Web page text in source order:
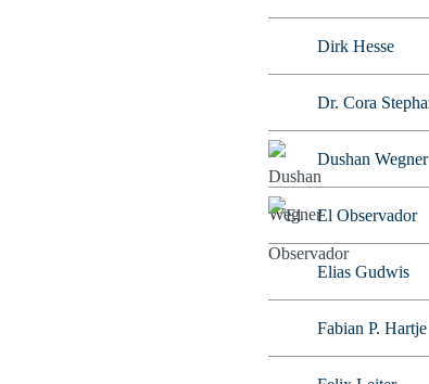
Dirk Hesse
Dr. Cora
Dushan Wegner
El Observador
Elias Gudwis
Fabian P. Hartje